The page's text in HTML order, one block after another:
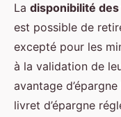
La disponibilité
est possible de
excepté pour les
à la validation de
avantage
livret d’épargne